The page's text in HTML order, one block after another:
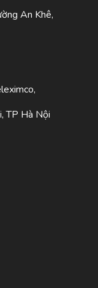
An Khê,
TP Hà Nội